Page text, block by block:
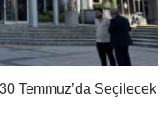
Temmuz’da Seçilecek